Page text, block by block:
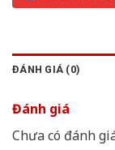
ĐÁNH GIÁ (0)
Đánh giá
Chưa có đánh